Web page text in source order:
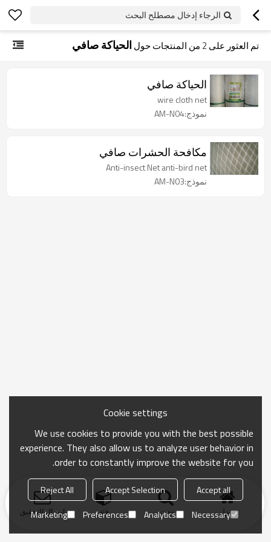
الرجاء إدخال مصطلح البحث
تم العثور على 2 من المنتجات حول الحياكة صافي
الحياكة صافي
wire cloth net
نموذج:AM-N04
مكافحة الحشرات صافي
Anti-insect Net anti-bird net
نموذج:AM-N03
منزل بحث فئة ارسال التحقيق
Cookie settings
We use cookies to provide you with the best possible
experience. They also allow us to analyze user behavior in
order to constantly improve the website for you.
Accept all
Accept Selection
Reject All
Necessary
Analytics
Preferences
Marketing